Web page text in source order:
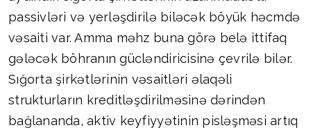
passivləri və yerləşdirilə biləcək böyük həcmdə
vəsaiti var. Amma məhz buna görə belə ittifaq
gələcək böhranın gücləndiricisinə çevrilə bilər.
Sığorta şirkətlərinin vəsaitləri əlaqəli
strukturların kreditləşdirilməsinə dərindən
bağlananda, aktiv keyfiyyətinin pisləşməsi artıq